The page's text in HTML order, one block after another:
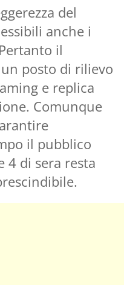
del
anche i
il
posto di rilievo
e replica
Comunque
il pubblico
4 di sera resta